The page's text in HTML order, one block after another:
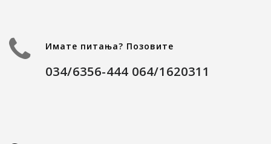
Имате питања? Позовите
034/6356-444 064/1620311